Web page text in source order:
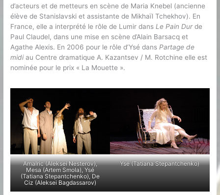
d’acteurs et de metteurs en scène de Maria Knebel (ancienne
élève de Stanislavski et assistante de Mikhaïl Tchekhov). En
France, elle a interprété le rôle de Lumir dans Le Pain Durde
Paul Claudel, dans une mise en scène d’Alain Barsacq et
Agathe Alexis. En 2006 pour le rôle d’Ysé dans Partage de
midiau Centre dramatique A. Kazantsev / M. Rotchine elle est
nominée pour le prix « La Mouette ».
Amalric (Aleksei Nesterov),
Mesa (Artem Smola), Ysé
(Tatiana Stepantchenko), De
Ciz (Aleksei Bagdassarov)
Ysé (Tatiana Stepantchenko)